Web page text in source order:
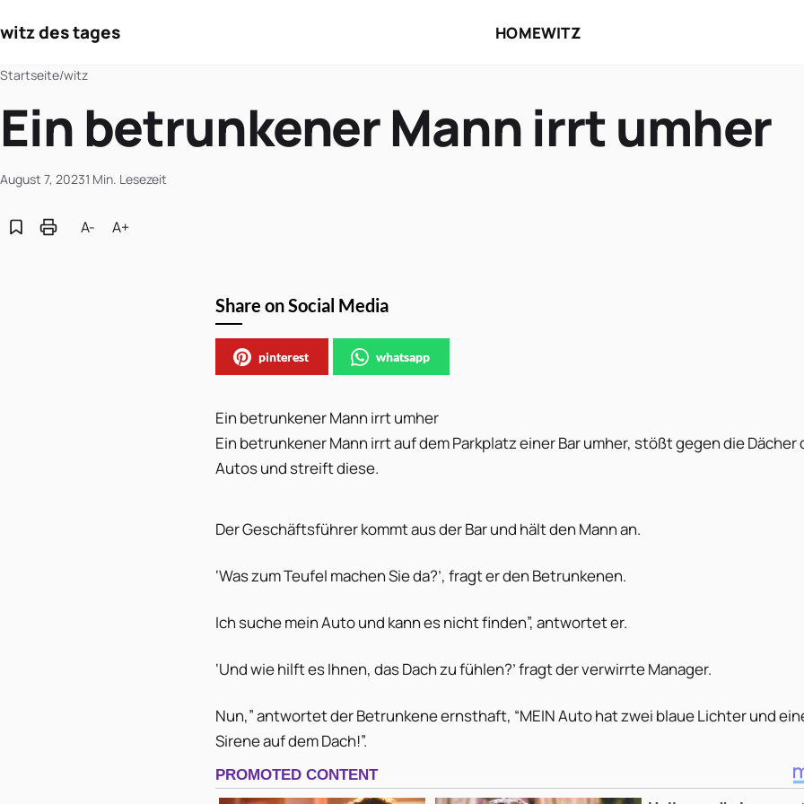
witz des tages HOMEWITZ
Startseite/witz
Ein betrunkener Mann irrt umher
August 7, 20231 Min. Lesezeit
A- A+
Share on Social Media
pinterest whatsapp
Ein betrunkener Mann irrt umher
Ein betrunkener Mann irrt auf dem Parkplatz einer Bar umher, stößt gegen die Dächer
Autos und streift diese.
Der Geschäftsführer kommt aus der Bar und hält den Mann an.
‘Was zum Teufel machen Sie da?’, fragt er den Betrunkenen.
Ich suche mein Auto und kann es nicht finden”, antwortet er.
‘Und wie hilft es Ihnen, das Dach zu fühlen?’ fragt der verwirrte Manager.
Nun,” antwortet der Betrunkene ernsthaft, “MEIN Auto hat zwei blaue Lichter und
Sirene auf dem Dach!”.